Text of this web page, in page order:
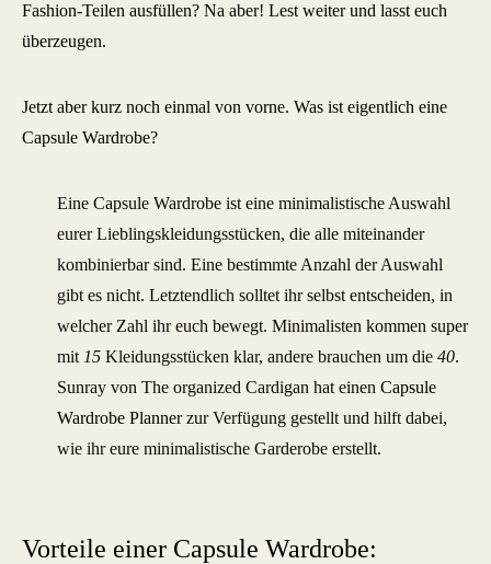
Fashion-Teilen ausfüllen? Na aber! Lest weiter und lasst euch
überzeugen.
Jetzt aber kurz noch einmal von vorne. Was ist eigentlich eine
Capsule Wardrobe?
Eine Capsule Wardrobe ist eine minimalistische Auswahl
eurer Lieblingskleidungsstücken, die alle miteinander
kombinierbar sind. Eine bestimmte Anzahl der Auswahl
gibt es nicht. Letztendlich solltet ihr selbst entscheiden, in
welcher Zahl ihr euch bewegt. Minimalisten kommen super
mit 15 Kleidungsstücken klar, andere brauchen um die 40.
Sunray von The organized Cardigan hat einen Capsule
Wardrobe Plannerzur Verfügung gestellt und hilft dabei,
wie ihr eure minimalistische Garderobe erstellt.
Vorteile einer Capsule Wardrobe: